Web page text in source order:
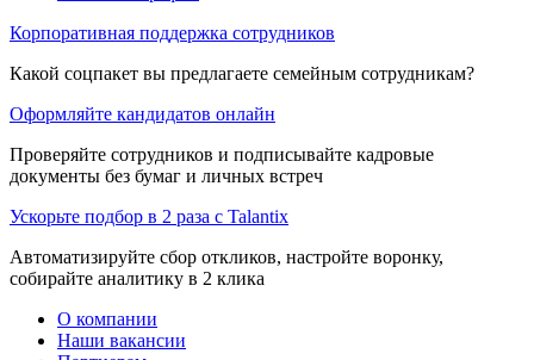
Корпоративная поддержка сотрудников
Какой соцпакет вы предлагаете семейным сотрудникам?
Оформляйте кандидатов онлайн
Проверяйте сотрудников и подписывайте кадровые
документы без бумаг и личных встреч
Ускорьте подбор в 2 раза с Talantix
Автоматизируйте сбор откликов, настройте воронку,
собирайте аналитику в 2 клика
О компании
Наши вакансии